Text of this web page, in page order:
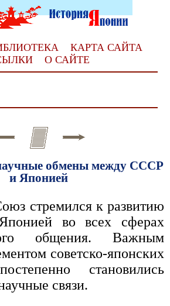
КАРТА САЙТА
О САЙТЕ
обмены между СССР
и Японией
стремился к развитию
во всех сферах
общения. Важным
советско-японских
становились
связи.